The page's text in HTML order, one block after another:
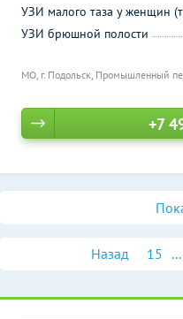
МО, г. Подольск, Промышленный
УЗИ малого таза у женщин
УЗИ брюшной полости
+7
Назад 15 ...